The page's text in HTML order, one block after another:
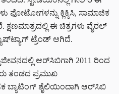
ಫೋಟೋಗಳನ್ನು ಕ್ಲಿಕ್ಕಿಸಿ, ಸಾಮಾಜಿಕ
ಈ ಚಿತ್ರಗಳು ವೈರಲ್
ಟ್ರೆಂಡ್ ಆಗಿದೆ.
ಆರ್‌ಸಿಬಿಗಾಗಿ 2011 ರಿಂದ
ತಂಡದ ಪ್ರಮುಖ
ಬ್ಯಾಟಿಂಗ್ ಶೈಲಿಯಿಂದಾಗಿ ಆರ್‌ಸಿಬಿ